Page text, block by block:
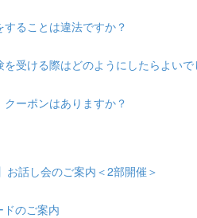
ることは違法ですか？
受ける際はどのようにしたらよいで
ーポンはありますか？
話し会のご案内＜2部開催＞
のご案内